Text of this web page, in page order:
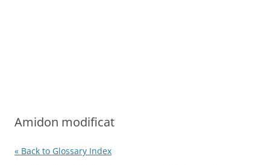
Amidon modificat
« Back to Glossary Index